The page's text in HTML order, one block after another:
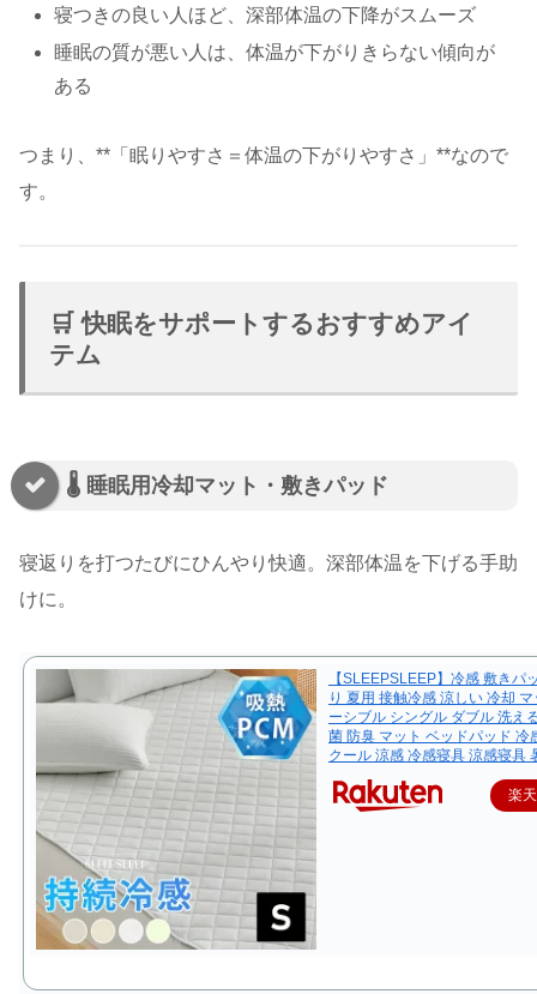
寝つきの良い人ほど、深部体温の下降がスムーズ
睡眠の質が悪い人は、体温が下がりきらない傾向が
ある
つまり、**「眠りやすさ＝体温の下がりやすさ」**なので
す。
🛒 快眠をサポートするおすすめアイ
テム
🌡️ 睡眠用冷却マット・敷きパッド
寝返りを打つたびにひんやり快適。深部体温を下げる手助
けに。
【SLEEPSLEEP】冷感 敷きパ
り 夏用 接触冷感 涼しい 冷却
ーシブル シングル ダブル 洗え
菌 防臭 マット ベッドパッド 冷
クール 涼感 冷感寝具 涼感寝具
楽